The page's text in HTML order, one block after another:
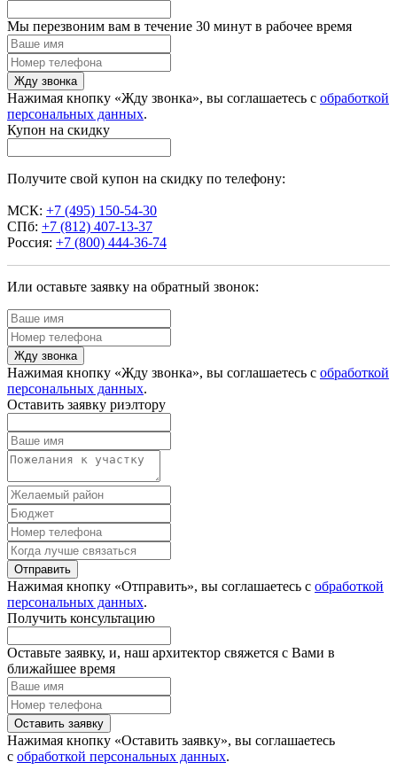
Мы перезвоним вам в течение 30 минут в рабочее время
Жду звонка
Нажимая кнопку «Жду звонка», вы соглашаетесь с обработкой
персональных данных.
Купон на скидку
Получите свой купон на скидку по телефону:
МСК: +7 (495) 150-54-30
СПб: +7 (812) 407-13-37
Россия: +7 (800) 444-36-74
Или оставьте заявку на обратный звонок:
Жду звонка
Нажимая кнопку «Жду звонка», вы соглашаетесь с обработкой
персональных данных.
Оставить заявку риэлтору
Отправить
Нажимая кнопку «Отправить», вы соглашаетесь с обработкой
персональных данных.
Получить консультацию
Оставьте заявку, и, наш архитектор свяжется с Вами в
ближайшее время
Оставить заявку
Нажимая кнопку «Оставить заявку», вы соглашаетесь
с обработкой персональных данных.